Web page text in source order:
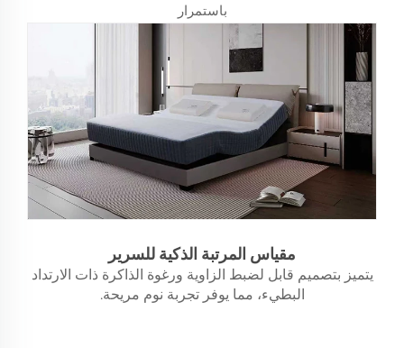
باستمرار
مقياس المرتبة الذكية للسرير
يتميز بتصميم قابل لضبط الزاوية ورغوة الذاكرة ذات الارتداد
البطيء، مما يوفر تجربة نوم مريحة.